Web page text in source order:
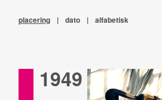
placering | dato | alfabetisk
1949